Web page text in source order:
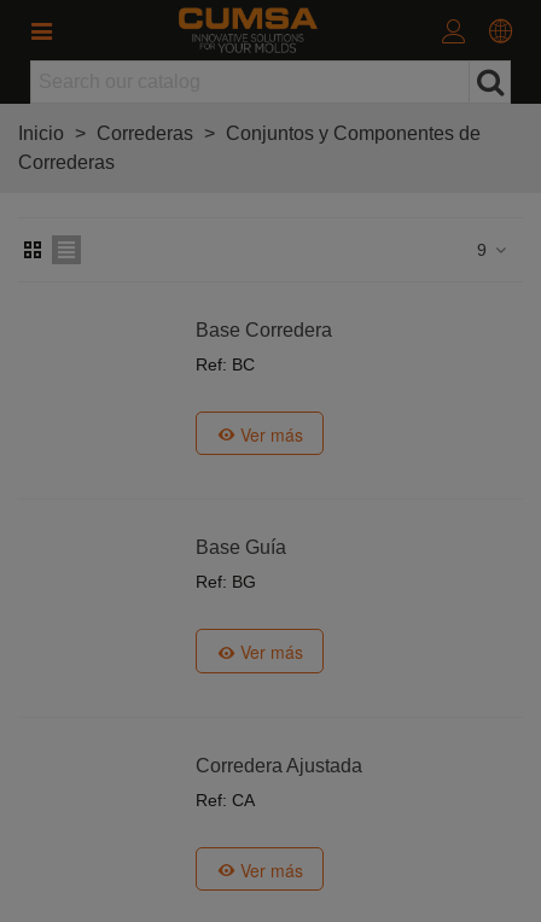
Inicio > Correderas > Conjuntos y Componentes de
Correderas
9
Base Corredera
Ref: BC
Ver más
Base Guía
Ref: BG
Ver más
Corredera Ajustada
Ref: CA
Ver más